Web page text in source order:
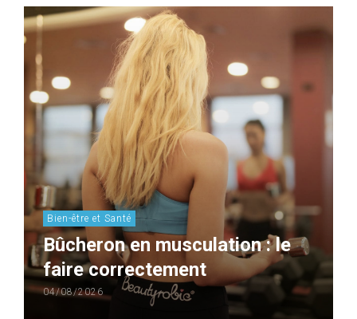
Bien-être et Santé
Bûcheron en musculation : le
faire correctement
04/08/2026